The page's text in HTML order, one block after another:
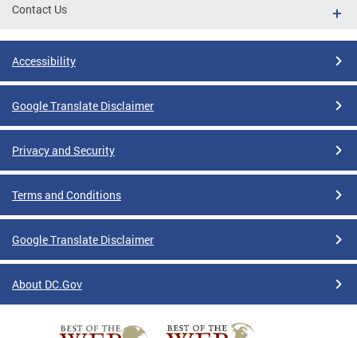
Contact Us
Accessibility
Google Translate Disclaimer
Privacy and Security
Terms and Conditions
Google Translate Disclaimer
About DC.Gov